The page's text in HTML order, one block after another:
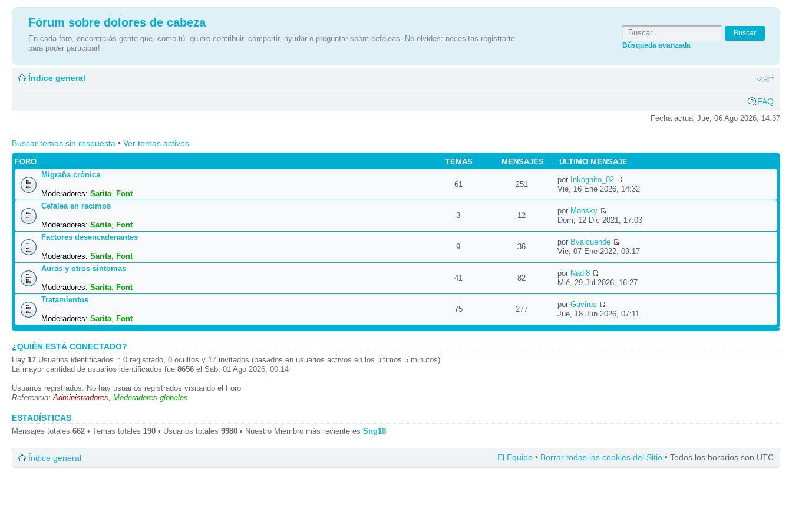
Fórum sobre dolores de cabeza
En cada foro, encontrarás gente que, como tú, quiere contribuir, compartir, ayudar o preguntar sobre cefaleas. No olvides: necesitas registrarte
para poder participar!
Búsqueda avanzada
Índice general
FAQ
Fecha actual Jue, 06 Ago 2026, 14:37
Buscar temas sin respuesta • Ver temas activos
FORO TEMAS MENSAJES
ÚLTIMO MENSAJE
Migraña crónica
Moderadores: Sarita, Font
61 251
por Inkognito_02
Vie, 16 Ene 2026, 14:32
Cefalea en racimos
Moderadores: Sarita, Font
3 12
por Monsky
Dom, 12 Dic 2021, 17:03
Factores desencadenantes
Moderadores: Sarita, Font
9 36
por Bvalcuende
Vie, 07 Ene 2022, 09:17
Auras y otros síntomas
Moderadores: Sarita, Font
41 82
por Nadi8
Mié, 29 Jul 2026, 16:27
Tratamientos
Moderadores: Sarita, Font
75 277
porGavirus
Jue, 18 Jun 2026, 07:11
¿QUIÉN ESTÁ CONECTADO?
Hay 17 Usuarios identificados :: 0 registrado, 0 ocultos y 17 invitados (basados en usuarios activos en los últimos 5 minutos)
La mayor cantidad de usuarios identificados fue 8656 el Sab, 01 Ago 2026, 00:14
Usuarios registrados: No hay usuarios registrados visitando el Foro
Referencia:Administradores, Moderadores globales
ESTADÍSTICAS
Mensajes totales 662 • Temas totales 190 • Usuarios totales 9980 • Nuestro Miembro más reciente es Sng18
Índice general El Equipo • Borrar todas las cookies del Sitio • Todos los horarios son UTC